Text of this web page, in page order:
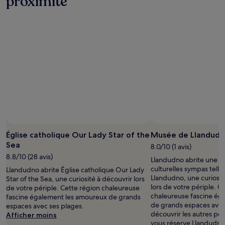
Église catholique Our Lady Star of the
Sea
8.8/10 (28 avis)
Llandudno abrite Église catholique Our Lady
Star of the Sea, une curiosité à découvrir lors
de votre périple. Cette région chaleureuse
fascine également les amoureux de grands
espaces avec ses plages.
Afficher moins
Musée de
8.0/10 (1 avis)
Llandudno abrite une
culturelles sympas
Llandudno, une
lors de votre périple.
chaleureuse fascine
de grands espaces
découvrir les autres
vous réserve